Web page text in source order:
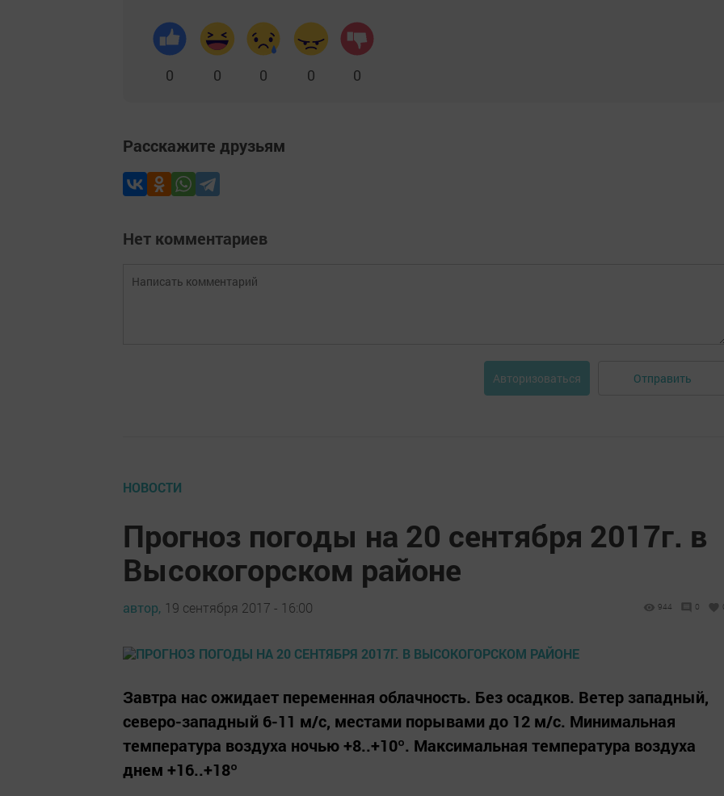
0 0 0 0 0
Расскажите друзьям
Нет комментариев
Авторизоваться Отправить
НОВОСТИ
Прогноз погоды на 20 сентября 2017г. в
Высокогорском районе
автор, 19 сентября 2017 - 16:00 944 0
Завтра нас ожидает переменная облачность. Без осадков. Ветер западный,
северо-западный 6-11 м/с, местами порывами до 12 м/с. Минимальная
температура воздуха ночью +8..+10º. Максимальная температура воздуха
днем +16..+18º